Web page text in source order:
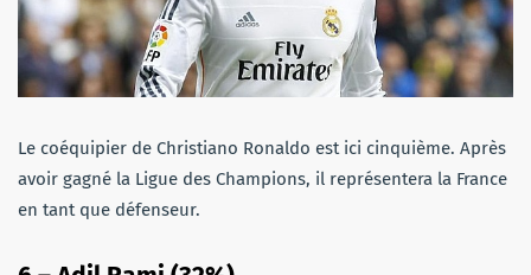
Le coéquipier de Christiano Ronaldo est ici cinquième. Après
avoir gagné la Ligue des Champions, il représentera la France
en tant que défenseur.